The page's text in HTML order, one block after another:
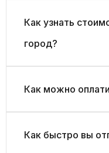
Как узнать
город?
Как можно
Как быстро вы